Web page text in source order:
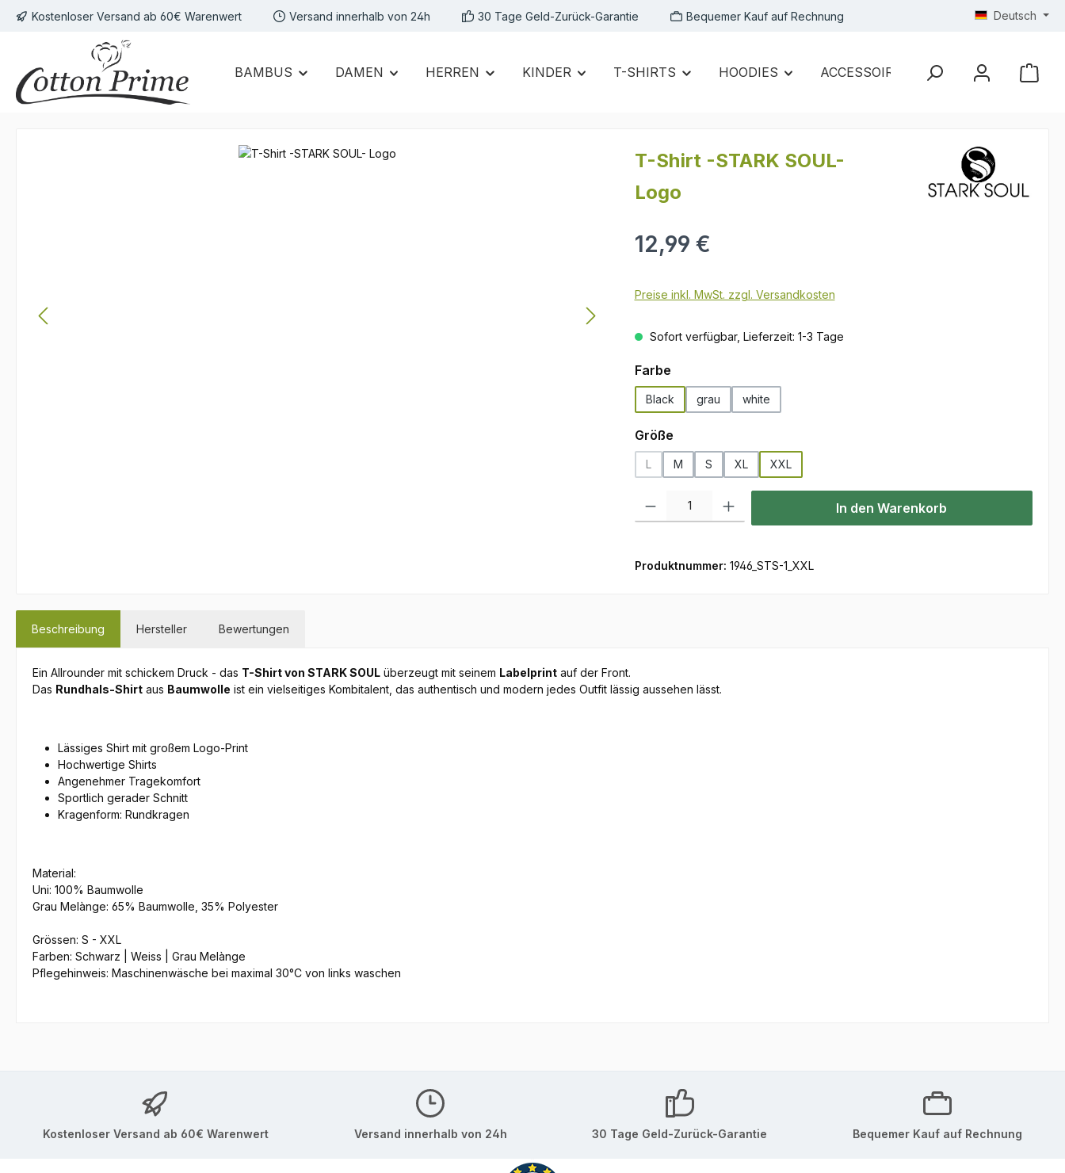
Hauptinhalt springen
Zur Suche springen
Zur Hauptnavigation springen
Kostenloser Versand ab 60€ Warenwert Versand innerhalb von 24h 30 Tage Geld-Zurück-Garantie Bequemer Kauf auf Rechnung Deutsch
BAMBUS DAMEN HERREN KINDER T-SHIRTS HOODIES ACCESSOIRES SALE
T-Shirt -STARK SOUL-
Logo
Regulärer Preis:
12,99 €
Preise inkl. MwSt. zzgl. Versandkosten
Sofort verfügbar, Lieferzeit: 1-3 Tage
Farbeauswählen
Black grau white
Größeauswählen
L M S XL XXL
Produkt Anzahl: Gib den gewünschten Wert ein oder benutze die Schaltflächen
In den Warenkorb
Produktnummer: 1946_STS-1_XXL
Beschreibung Hersteller Bewertungen
Ein Allrounder mit schickem Druck - das T-Shirt von STARK SOUL überzeugt mit seinem Labelprint auf der Front.
Das Rundhals-Shirt aus Baumwolle ist ein vielseitiges Kombitalent, das authentisch und modern jedes Outfit lässig aussehen lässt.
Lässiges Shirt mit großem Logo-Print
Hochwertige Shirts
Angenehmer Tragekomfort
Sportlich gerader Schnitt
Kragenform: Rundkragen
Material:
Uni: 100% Baumwolle
Grau Melànge: 65% Baumwolle, 35% Polyester
Grössen: S - XXL
Farben: Schwarz | Weiss | Grau Melànge
Pflegehinweis: Maschinenwäsche bei maximal 30°C von links waschen
Kostenloser Versand ab 60€ Warenwert Versand innerhalb von 24h 30 Tage Geld-Zurück-Garantie Bequemer Kauf auf Rechnung